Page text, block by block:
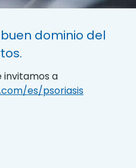
dominio del
invitamos a
es/psoriasis